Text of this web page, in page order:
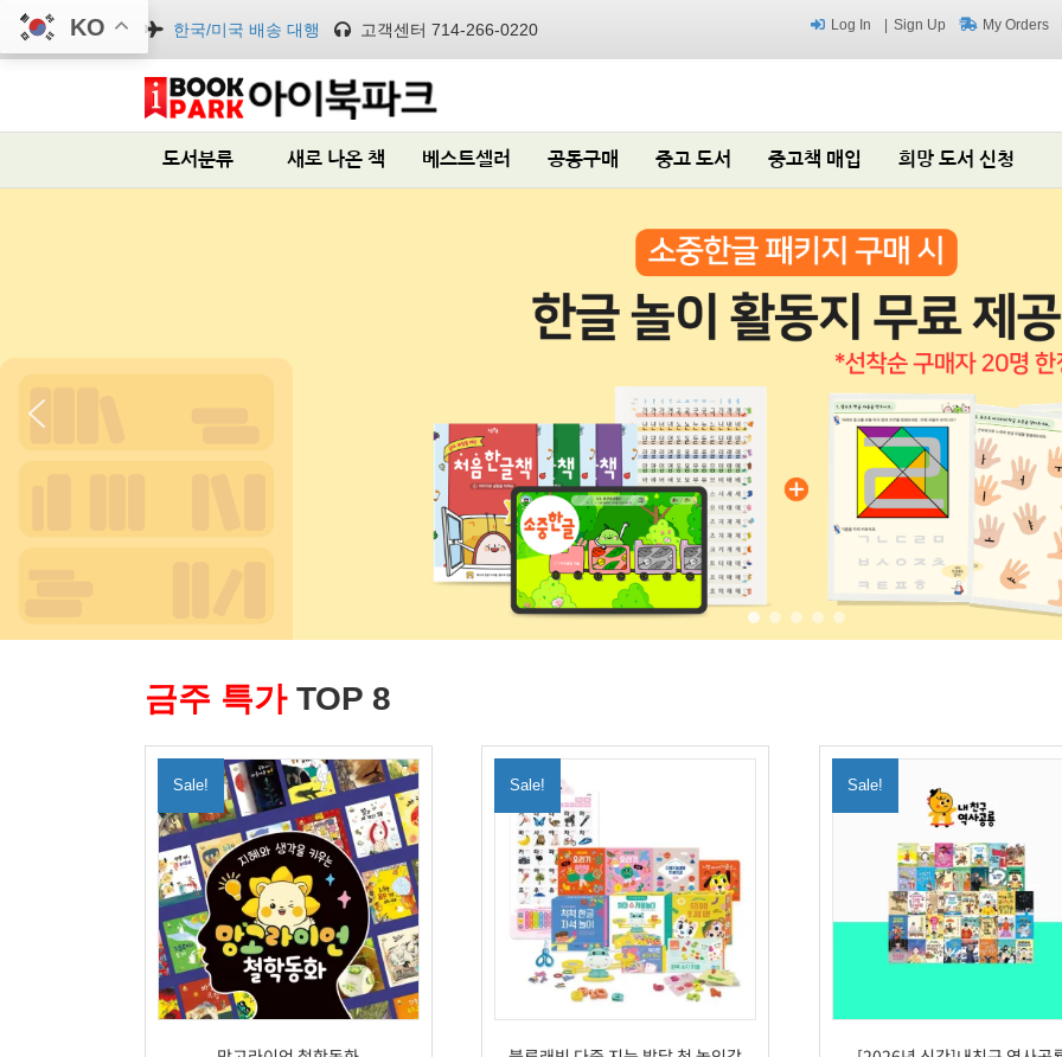
한국/미국 배송 대행 고객센터 714-266-0220 Log In Sign Up My Orders
도서분류 새로 나온 책 베스트셀러 공동구매 중고 도서 중고책 매입 희망 도서 신청
금주 특가 TOP 8
Sale! Sale! Sale!
KO